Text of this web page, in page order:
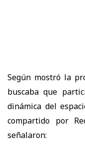
Según mostró la
buscaba que
dinámica del
compartido por
señalaron: